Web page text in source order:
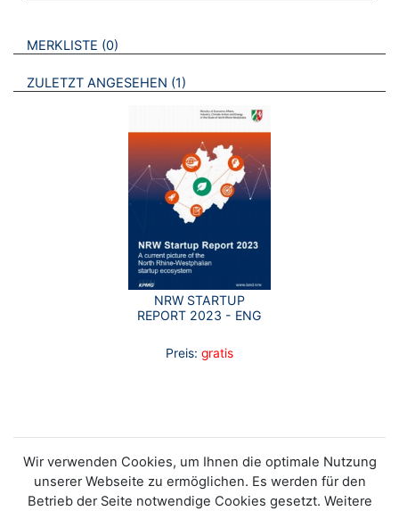
VERWEISE AUF VERMERKTE- ODER ZULETZT ANGESEHENE
MERKLISTE 0 BROSCHÜREN
ZULETZT ANGESEHEN 1 BROSCHÜREN
NRW STARTUP
REPORT 2023 - ENG
Preis: gratis
Wir verwenden Cookies, um Ihnen die optimale Nutzung
unserer Webseite zu ermöglichen. Es werden für den
Betrieb der Seite notwendige Cookies gesetzt. Weitere